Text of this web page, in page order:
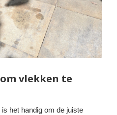
vlekken te
het handig om de juiste